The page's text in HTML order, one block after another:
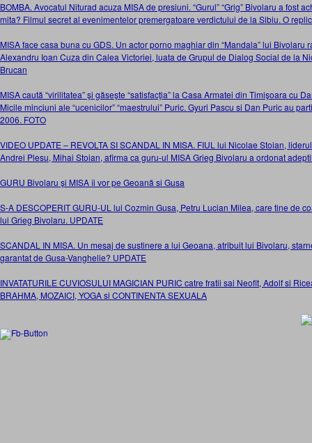
BOMBA. Avocatul Niturad acuza MISA de presiuni. “Gurul” “Grig” Bivolaru a fost
mita? Filmul secret al evenimentelor premergatoare verdictului de la Sibiu. O
MISA face casa buna cu GDS. Un actor porno maghiar din “Mandala” lui Bivolaru
Alexandru Ioan Cuza din Calea Victoriei, luata de Grupul de Dialog Social de la
Brucan
MISA caută “virilitatea” şi găseşte “satisfacţia” la Casa Armatei din Timişoara cu
Micile minciuni ale “ucenicilor” “maestrului” Puric. Gyuri Pascu si Dan Puric au
2006. FOTO
VIDEO UPDATE – REVOLTA SI SCANDAL IN MISA. FIUL lui Nicolae Stoian,
Andrei Plesu, Mihai Stoian, afirma ca guru-ul MISA Grieg Bivolaru a ordonat
GURU Bivolaru şi MISA îi vor pe Geoană si Gusa
S-A DESCOPERIT GURU-UL lui Cozmin Gusa, Petru Lucian Milea, care tine de
lui Grieg Bivolaru. UPDATE
SCANDAL IN MISA. Un mesaj de sustinere a lui Geoana, atribuit lui Bivolaru,
garantat de Gusa-Vanghelie? UPDATE
INVATATURILE CUVIOSULUI MAGICIAN PURIC catre fratii sai Neofit, Adolf si
BRAHMA, MOZAICI, YOGA si CONTINENTA SEXUALA